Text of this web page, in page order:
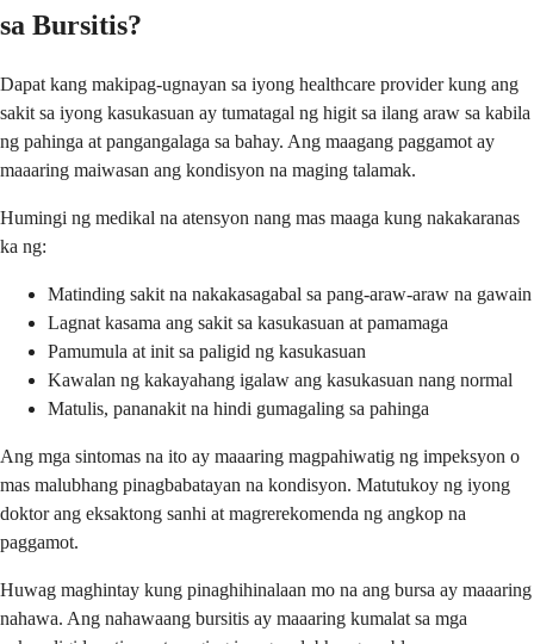
sa Bursitis?
Dapat kang makipag-ugnayan sa iyong healthcare provider kung ang
sakit sa iyong kasukasuan ay tumatagal ng higit sa ilang araw sa kabila
ng pahinga at pangangalaga sa bahay. Ang maagang paggamot ay
maaaring maiwasan ang kondisyon na maging talamak.
Humingi ng medikal na atensyon nang mas maaga kung nakakaranas
ka ng:
Matinding sakit na nakakasagabal sa pang-araw-araw na gawain
Lagnat kasama ang sakit sa kasukasuan at pamamaga
Pamumula at init sa paligid ng kasukasuan
Kawalan ng kakayahang igalaw ang kasukasuan nang normal
Matulis, pananakit na hindi gumagaling sa pahinga
Ang mga sintomas na ito ay maaaring magpahiwatig ng impeksyon o
mas malubhang pinagbabatayan na kondisyon. Matutukoy ng iyong
doktor ang eksaktong sanhi at magrerekomenda ng angkop na
paggamot.
Huwag maghintay kung pinaghihinalaan mo na ang bursa ay maaaring
nahawa. Ang nahawaang bursitis ay maaaring kumalat sa mga